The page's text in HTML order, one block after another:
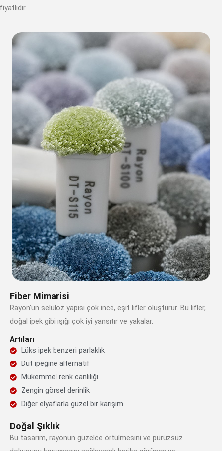
fiyatlıdır.
Fiber Mimarisi
Rayon'un selüloz yapısı çok ince, eşit lifler oluşturur. Bu lifler,
doğal ipek gibi ışığı çok iyi yansıtır ve yakalar.
Artıları
Lüks ipek benzeri parlaklık
Dut ipeğine alternatif
Mükemmel renk canlılığı
Zengin görsel derinlik
Diğer elyaflarla güzel bir karışım
Doğal Şıklık
Bu tasarım, rayonun güzelce örtülmesini ve pürüzsüz